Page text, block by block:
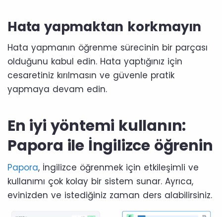
Hata yapmaktan korkmayın
Hata yapmanın öğrenme sürecinin bir parçası
olduğunu kabul edin. Hata yaptığınız için
cesaretiniz kırılmasın ve güvenle pratik
yapmaya devam edin.
En iyi yöntemi kullanın:
Papora ile İngilizce öğrenin
Papora, İngilizce öğrenmek için etkileşimli ve
kullanımı çok kolay bir sistem sunar. Ayrıca,
evinizden ve istediğiniz zaman ders alabilirsiniz.